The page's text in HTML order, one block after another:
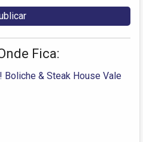
Fica:
Boliche & Steak House Vale